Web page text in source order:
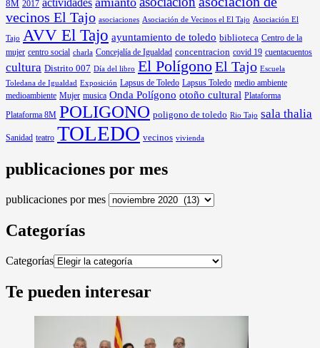
8M 2017 actividades
vecinos El Tajo asociaciones Asociación de Vecinos el El Tajo Asociación El
Tajo AVV El Tajo ayuntamiento de toledo biblioteca Centro de la
mujer centro social charla Concejalía de Igualdad concentracion covid 19 cuentacuentos
cultura Distrito 007 Día del libro El PolígonoEl Tajo Escuela
Toledana de Igualdad Exposición Lapsus de Toledo Lapsus Toledo medio ambiente
medioambiente Mujer musica Onda Polígono otoño cultural Plataforma
Plataforma 8M POLIGONO poligono de toledo Rio Tajo sala thalia
Sanidad teatro TOLEDO vecinos vivienda
publicaciones por mes
publicaciones por mes
Categorías
Categorías
Te pueden interesar